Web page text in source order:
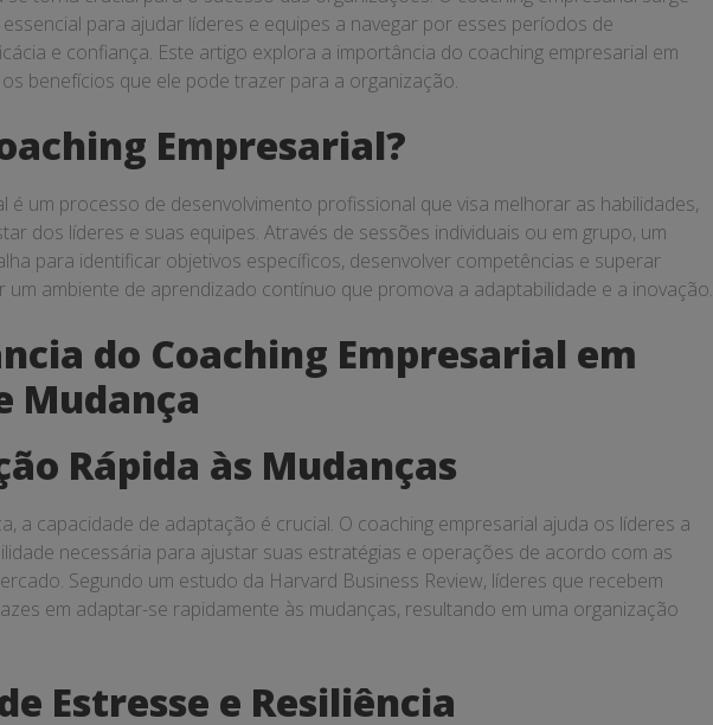
para ajudar líderes e equipes a navegar por esses períodos de
e confiança. Este artigo explora a importância do coaching empresarial em
benefícios que ele pode trazer para a organização.
Empresarial?
é um processo de desenvolvimento profissional que visa melhorar as habilidades,
dos líderes e suas equipes. Através de sessões individuais ou em grupo, um
para identificar objetivos específicos, desenvolver competências e superar
um ambiente de aprendizado contínuo que promova a adaptabilidade e a inovação.
do Coaching Empresarial em
Mudança
Rápida às Mudanças
a capacidade de adaptação é crucial. O coaching empresarial ajuda os líderes a
necessária para ajustar suas estratégias e operações de acordo com as
Segundo um estudo da Harvard Business Review, líderes que recebem
em adaptar-se rapidamente às mudanças, resultando em uma organização
Estresse e Resiliência